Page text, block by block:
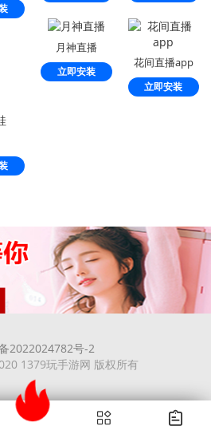
月神直播
立即安装
花间直播app
立即安装
2022024782号-2
1379玩手游网 版权所有